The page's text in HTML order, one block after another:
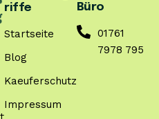
riffe
Startseite
Blog
Kaeuferschutz
Impressum
Büro
01761
7978 795